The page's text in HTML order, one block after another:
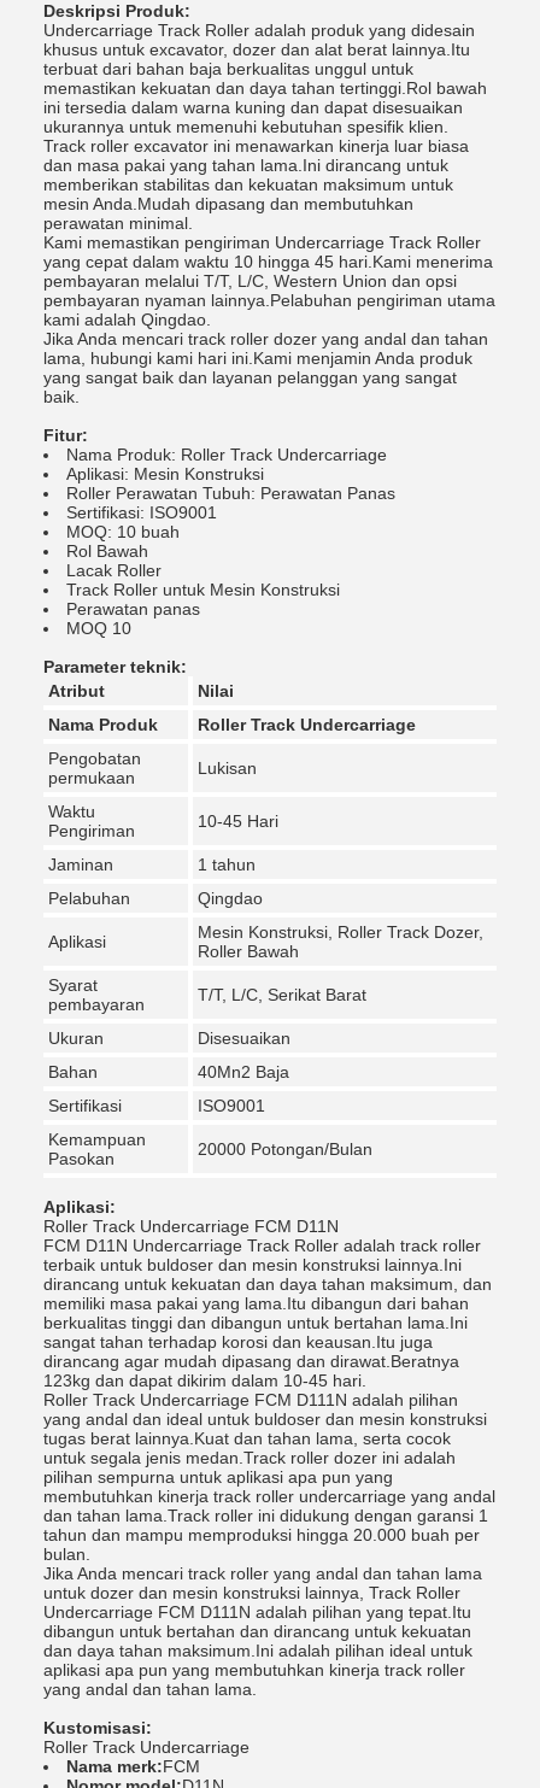
Deskripsi Produk:
Undercarriage Track Roller adalah produk yang didesain
khusus untuk excavator, dozer dan alat berat lainnya.Itu
terbuat dari bahan baja berkualitas unggul untuk
memastikan kekuatan dan daya tahan tertinggi.Rol bawah
ini tersedia dalam warna kuning dan dapat disesuaikan
ukurannya untuk memenuhi kebutuhan spesifik klien.
Track roller excavator ini menawarkan kinerja luar biasa
dan masa pakai yang tahan lama.Ini dirancang untuk
memberikan stabilitas dan kekuatan maksimum untuk
mesin Anda.Mudah dipasang dan membutuhkan
perawatan minimal.
Kami memastikan pengiriman Undercarriage Track Roller
yang cepat dalam waktu 10 hingga 45 hari.Kami menerima
pembayaran melalui T/T, L/C, Western Union dan opsi
pembayaran nyaman lainnya.Pelabuhan pengiriman utama
kami adalah Qingdao.
Jika Anda mencari track roller dozer yang andal dan tahan
lama, hubungi kami hari ini.Kami menjamin Anda produk
yang sangat baik dan layanan pelanggan yang sangat
baik.
Fitur:
Nama Produk: Roller Track Undercarriage
Aplikasi: Mesin Konstruksi
Roller Perawatan Tubuh: Perawatan Panas
Sertifikasi: ISO9001
MOQ: 10 buah
Rol Bawah
Lacak Roller
Track Roller untuk Mesin Konstruksi
Perawatan panas
MOQ 10
Parameter teknik:
Atribut
Nilai
Nama Produk
Roller Track Undercarriage
Pengobatan
permukaan
Lukisan
Waktu
Pengiriman
10-45 Hari
Jaminan
1 tahun
Pelabuhan
Qingdao
Aplikasi
Mesin Konstruksi, Roller Track Dozer,
Roller Bawah
Syarat
pembayaran
T/T, L/C, Serikat Barat
Ukuran
Disesuaikan
Bahan
40Mn2 Baja
Sertifikasi
ISO9001
Kemampuan
Pasokan
20000 Potongan/Bulan
Aplikasi:
Roller Track Undercarriage FCM D11N
FCM D11N Undercarriage Track Roller adalah track roller
terbaik untuk buldoser dan mesin konstruksi lainnya.Ini
dirancang untuk kekuatan dan daya tahan maksimum, dan
memiliki masa pakai yang lama.Itu dibangun dari bahan
berkualitas tinggi dan dibangun untuk bertahan lama.Ini
sangat tahan terhadap korosi dan keausan.Itu juga
dirancang agar mudah dipasang dan dirawat.Beratnya
123kg dan dapat dikirim dalam 10-45 hari.
Roller Track Undercarriage FCM D111N adalah pilihan
yang andal dan ideal untuk buldoser dan mesin konstruksi
tugas berat lainnya.Kuat dan tahan lama, serta cocok
untuk segala jenis medan.Track roller dozer ini adalah
pilihan sempurna untuk aplikasi apa pun yang
membutuhkan kinerja track roller undercarriage yang andal
dan tahan lama.Track roller ini didukung dengan garansi 1
tahun dan mampu memproduksi hingga 20.000 buah per
bulan.
Jika Anda mencari track roller yang andal dan tahan lama
untuk dozer dan mesin konstruksi lainnya, Track Roller
Undercarriage FCM D111N adalah pilihan yang tepat.Itu
dibangun untuk bertahan dan dirancang untuk kekuatan
dan daya tahan maksimum.Ini adalah pilihan ideal untuk
aplikasi apa pun yang membutuhkan kinerja track roller
yang andal dan tahan lama.
Kustomisasi:
Roller Track Undercarriage
Nama merk:FCM